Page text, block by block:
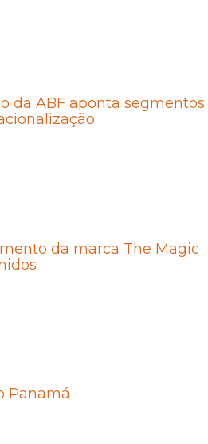
da ABF aponta segmentos
da marca The Magic
Panamá